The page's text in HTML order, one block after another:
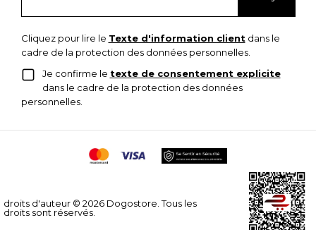
Cliquez pour lire le Texte d'information clientdans le
cadre de la protection des données personnelles.
Je confirme le texte de consentement explicite
dans le cadre de la protection des données
personnelles.
droits d'auteur © 2026 Dogostore. Tous les
droits sont réservés.